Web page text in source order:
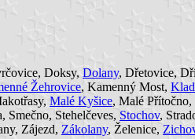
Doksy, Dolany, Dřetovice,
Žehrovice, Kamenný Most,
Malé Kyšice, Malé
Smečno, Stehelčeves, Stochov,
Zájezd, Zákolany, Želenice,